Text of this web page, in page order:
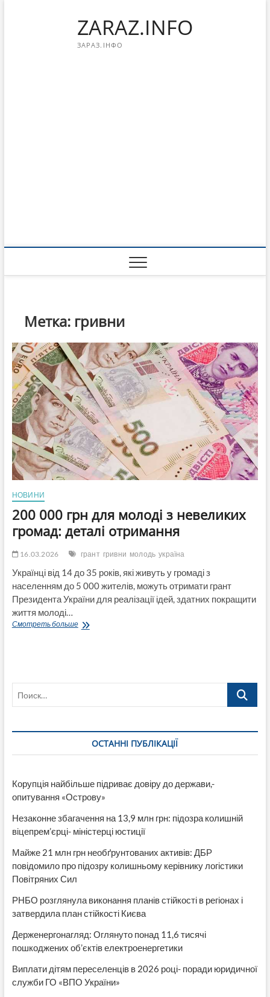
ZARAZ.INFO
ЗАРАЗ.ІНФО
Метка: гривни
НОВИНИ
200 000 грн для молоді з невеликих
громад: деталі отримання
16.03.2026 грант гривни молодь україна
Українці від 14 до 35 років, які живуть у громаді з
населенням до 5 000 жителів, можуть отримати грант
Президента України для реалізації ідей, здатних покращити
життя молоді…
Смотреть больше200
Поиск…
ОСТАННІ ПУБЛІКАЦІЇ
Корупція найбільше підриває довіру до держави,-
опитування «Острову»
Незаконне збагачення на 13,9 млн грн: підозра колишній
віцепрем’єрці- міністерці юстиції
Майже 21 млн грн необґрунтованих активів: ДБР
повідомило про підозру колишньому керівнику логістики
Повітряних Сил
РНБО розглянула виконання планів стійкості в регіонах і
затвердила план стійкості Києва
Держенергонагляд: Оглянуто понад 11,6 тисячі
пошкоджених об’єктів електроенергетики
Виплати дітям переселенців в 2026 році- поради юридичної
служби ГО «ВПО України»